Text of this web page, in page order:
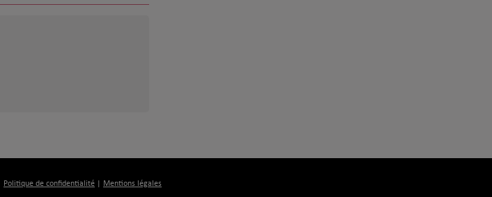
Politique de confidentialité Mentions légales